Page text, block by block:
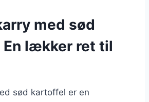
med sød
lækker ret til
sød kartoffel er en